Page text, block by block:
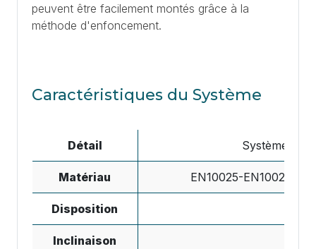
peuvent être facilement montés grâce à la
méthode d'enfoncement.
Caractéristiques du Système
Détail Système
Matériau EN10025-EN10029 /
Disposition
Inclinaison